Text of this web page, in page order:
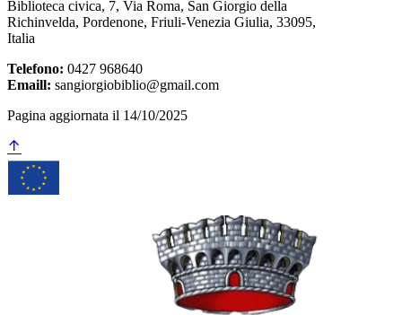
Biblioteca civica, 7, Via Roma, San Giorgio della
Richinvelda, Pordenone, Friuli-Venezia Giulia, 33095,
Italia
Telefono: 0427 968640
Emaill: sangiorgiobiblio@gmail.com
Pagina aggiornata il 14/10/2025